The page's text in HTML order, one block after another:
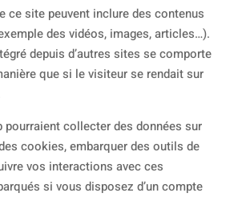
ce site peuvent inclure des contenus
des vidéos, images, articles…).
depuis d’autres sites se comporte
que si le visiteur se rendait sur
pourraient collecter des données sur
cookies, embarquer des outils de
vos interactions avec ces
si vous disposez d’un compte